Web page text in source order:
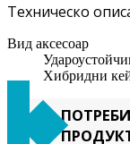
Техническо
Вид аксесоар
Хибридни